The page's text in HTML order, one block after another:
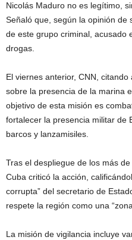
Nicolás Maduro no es legítimo,
Señaló que, según la opinión
de este grupo criminal, acusado
drogas.
El viernes anterior, CNN,
sobre la presencia de la marina
objetivo de esta misión es
fortalecer la presencia militar de
barcos y lanzamisiles.
Tras el despliegue de los más
Cuba criticó la acción,
corrupta” del secretario de
respete la región como una
La misión de vigilancia incluye